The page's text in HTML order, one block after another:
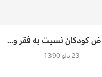
کودکان نسبت به فقر و...
23 دلو 1390